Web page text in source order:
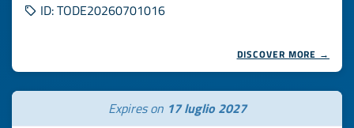
ID: TODE20260701016
DISCOVER MORE →
Expires on 17 luglio 2027